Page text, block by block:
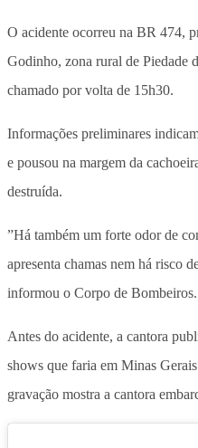
O acidente ocorreu na BR 474,
Godinho, zona rural de Piedade
chamado por volta de 15h30.
Informações preliminares
e pousou na margem da
destruída.
”Há também um forte odor de
apresenta chamas nem há risco
informou o Corpo de Bombeiros.
Antes do acidente, a cantora
shows que faria em Minas
gravação mostra a cantora